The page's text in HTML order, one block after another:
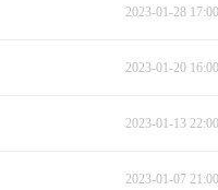
2023-01-28
2023-01-20
2023-01-13
2023-01-07